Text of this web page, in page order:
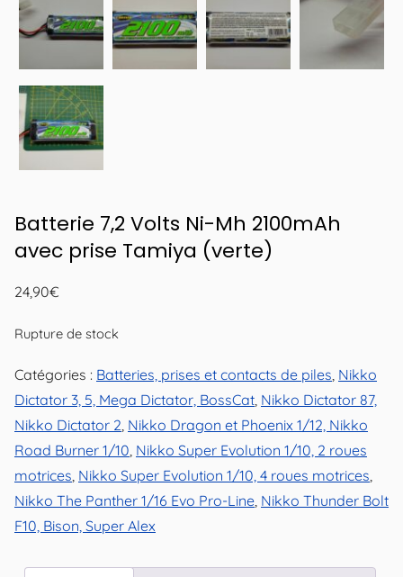
Batterie 7,2 Volts Ni-Mh 2100mAh
avec prise Tamiya (verte)
24,90€
Rupture de stock
Catégories : Batteries, prises et contacts de piles Nikko
Dictator 3, 5, Mega Dictator, BossCat Nikko Dictator 87,
Nikko Dictator 2 Nikko Dragon et Phoenix 1/12, Nikko
Road Burner 1/10 Nikko Super Evolution 1/10, 2 roues
motrices Nikko Super Evolution 1/10, 4 roues motrices
Nikko The Panther 1/16 Evo Pro-Line Nikko Thunder Bolt
F10, Bison, Super Alex